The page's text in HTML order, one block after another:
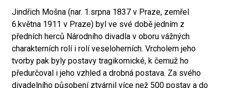
Jindřich Mošna (nar. 1.srpna 1837 v Praze, zemřel
6.května 1911 v Praze) byl ve své době jedním z
předních herců Národního divadla v oboru vážných
charakterních rolí i rolí veseloherních. Vrcholem jeho
tvorby pak byly postavy tragikomické, k čemuž ho
předurčoval i jeho vzhled a drobná postava. Za svého
divadelního působení ztvárnil více než 500 postav a do